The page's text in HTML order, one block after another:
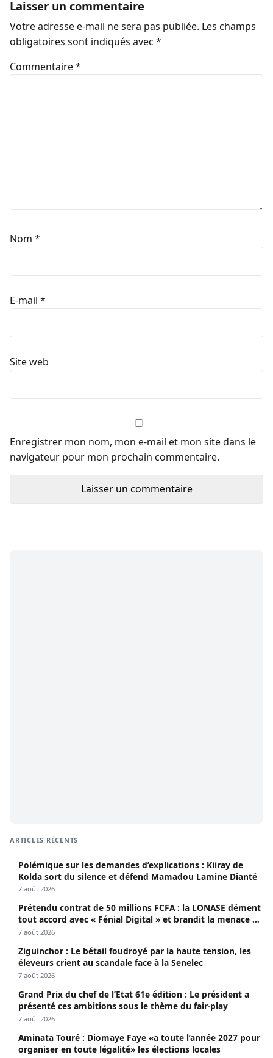
Laisser un commentaire
Votre adresse e-mail ne sera pas publiée. Les champs
obligatoires sont indiqués avec *
Commentaire*
Nom *
E-mail *
Site web
Enregistrer mon nom, mon e-mail et mon site dans le
navigateur pour mon prochain commentaire.
ARTICLES RÉCENTS
Polémique sur les demandes d’explications : Kiiray de
Kolda sort du silence et défend Mamadou Lamine Dianté
7 août 2026
Prétendu contrat de 50 millions FCFA : la LONASE dément
tout accord avec « Fénial Digital » et brandit la menace de
poursuites
7 août 2026
Ziguinchor : Le bétail foudroyé par la haute tension, les
éleveurs crient au scandale face à la Senelec
7 août 2026
Grand Prix du chef de l’Etat 61e édition : Le président a
présenté ces ambitions sous le thème du fair-play
7 août 2026
Aminata Touré : Diomaye Faye «a toute l’année 2027 pour
organiser en toute légalité» les élections locales